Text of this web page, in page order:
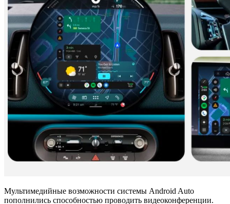
Мультимедийные возможности системы Android Auto
пополнились способностью проводить видеоконференции.